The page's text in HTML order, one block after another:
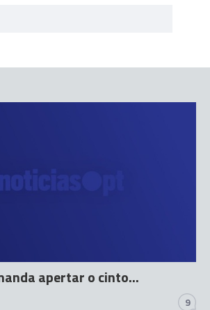
apertar o cinto...
9